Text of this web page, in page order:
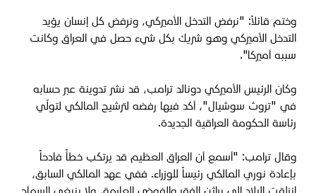
وختم قائلاً: "نرفض التدخل الأميركي، ونرفض كل إنسان يؤيد
التدخل الأميركي وهو شريك بكل شيء حصل في العراق وكانت
سببه أميركا".
وكان الرئيس الأميركي دونالد ترامب، قد نشر تدوينة عبر حسابه
في "تروث سوشيال"، أكد فيها رفضه لترشيح المالكي لتولّي
رئاسة الحكومة العراقية الجديدة.
وقال ترامب: "أسمع أن العراق العظيم قد يرتكب خطأً فادحاً
بإعادة نوري المالكي رئيساً للوزراء. ففي عهد المالكي السابق،